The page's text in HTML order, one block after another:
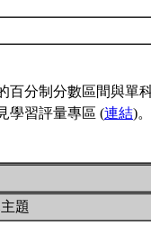
百分制分數區間與單
學習評量專區 (連結)。
題